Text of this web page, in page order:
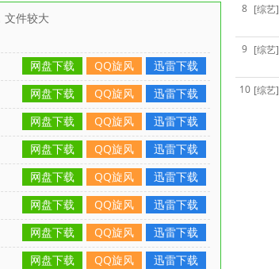
文件较大
迅雷下载
QQ旋风
网盘下载
迅雷下载
QQ旋风
网盘下载
迅雷下载
QQ旋风
网盘下载
迅雷下载
QQ旋风
网盘下载
迅雷下载
QQ旋风
网盘下载
迅雷下载
QQ旋风
网盘下载
迅雷下载
QQ旋风
网盘下载
迅雷下载
QQ旋风
网盘下载
8 [综艺]
9 [综艺]
10 [综艺]